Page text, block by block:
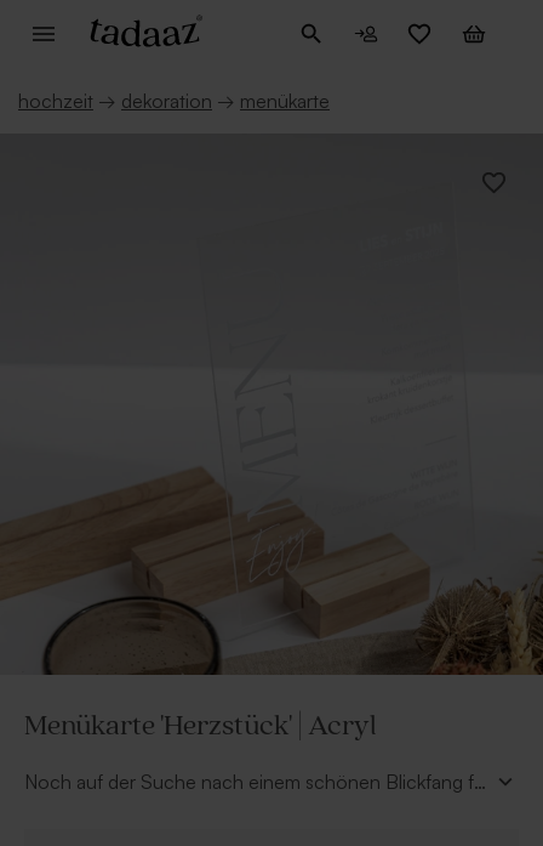
hochzeit → dekoration → menükarte
Menükarte 'Herzstück' | Acryl
Noch auf der Suche nach einem schönen Blickfang für